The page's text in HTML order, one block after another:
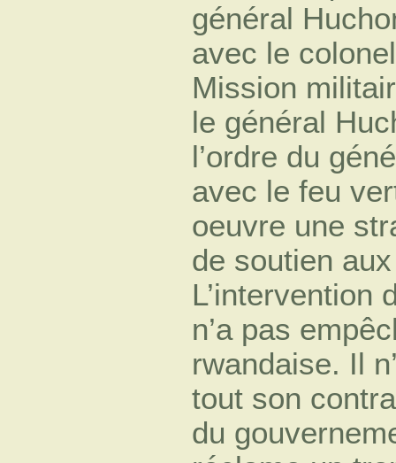
général
avec le
Mission
le général
l’ordre du
avec le feu
oeuvre une
de soutien
L’intervention
n’a pas
rwandaise. Il
tout son
du